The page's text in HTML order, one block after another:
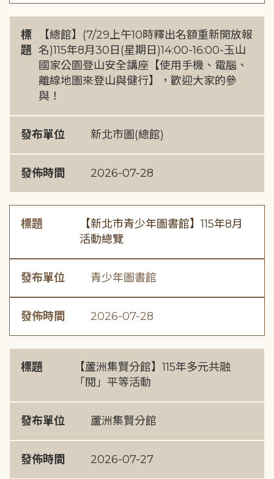
標
題
【總館】(7/29上午10時釋出名額重新開放報
名)115年8月30日(星期日)14:00-16:00-玉山
國家公園登山安全講座【使用手機、電腦、
離線地圖來登山與健行】，歡迎大家的參
與！
發布單位 新北市圖(總館)
發佈時間 2026-07-28
標題
【新北市青少年圖書館】115年8月
活動總覽
發布單位 青少年圖書館
發佈時間 2026-07-28
標題
【蘆洲集賢分館】115年多元共融
「閱」平等活動
發布單位 蘆洲集賢分館
發佈時間 2026-07-27